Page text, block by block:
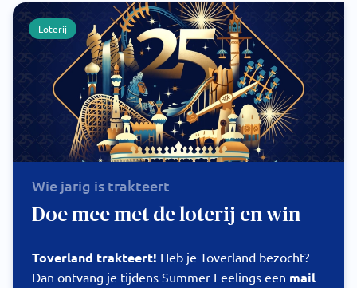
Loterij
Wie jarig is trakteert
Doe mee met de loterij en win
Toverland trakteert! Heb je Toverland bezocht?
Dan ontvang je tijdens Summer Feelings een mail